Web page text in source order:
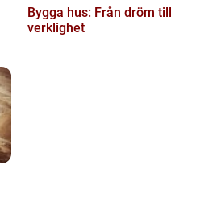
Bygga hus: Från dröm till
verklighet